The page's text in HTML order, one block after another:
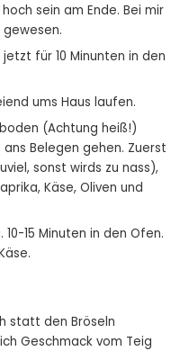
sein am Ende. Bei mir
für 10 Minunten in den
ums Haus laufen.
(Achtung heiß!)
Belegen gehen. Zuerst
sonst wirds zu nass),
Käse, Oliven und
15 Minuten in den Ofen.
statt den Bröseln
Geschmack vom Teig